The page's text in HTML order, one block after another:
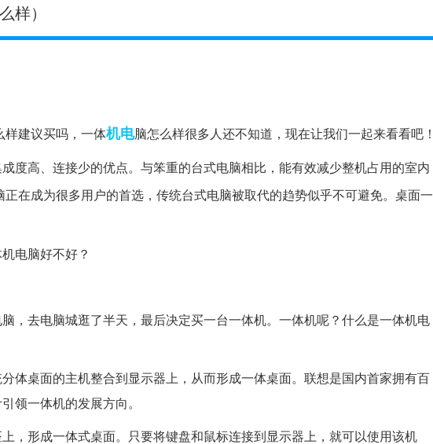
样）
样建议买吗，一体机电脑怎么样很多人还不知道，现在让我们一起来看看吧！
度高、连接少的优点。与笨重的台式电脑相比，能有效减少整机占用的室内
在成为很多用户的首选，传统台式电脑被取代的趋势似乎不可避免。桌面一
电脑好不好？
，去电脑城逛了半天，最后决定买一台一体机。一体机呢？什么是一体机电
体桌面的主机整合到显示器上，从而形成一体桌面。联想是国内首家拥有百
领一体机的发展方向。
，形成一体式桌面。只要将键盘和鼠标连接到显示器上，就可以使用该机